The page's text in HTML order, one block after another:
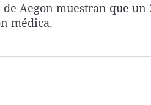
Aegon muestran que
médica.